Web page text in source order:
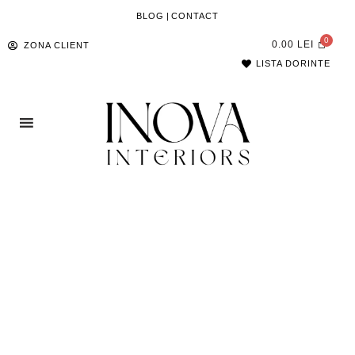
BLOG | CONTACT
ZONA CLIENT 0.00 LEI
LISTA DORINTE